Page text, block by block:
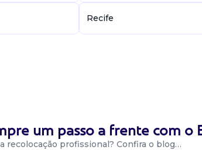
Recife
um passo a frente com o
recolocação profissional? Confira o blog…